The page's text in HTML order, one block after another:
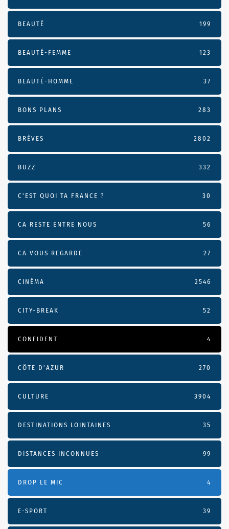
BEAUTÉ 199
BEAUTÉ-FEMME 123
BEAUTÉ-HOMME 37
BONS PLANS 283
BRÈVES 2802
BUZZ 332
C'EST QUOI TA FRANCE ? 30
CA RESTE ENTRE NOUS 56
CA VOUS REGARDE 27
CINÉMA 2546
CITY-BREAK 52
CONFIDENT 4
CÔTE D’AZUR 270
CULTURE 3904
DESTINATIONS LOINTAINES 35
DISTANCES INCONNUES 99
DROP LE MIC 4
E-SPORT 39